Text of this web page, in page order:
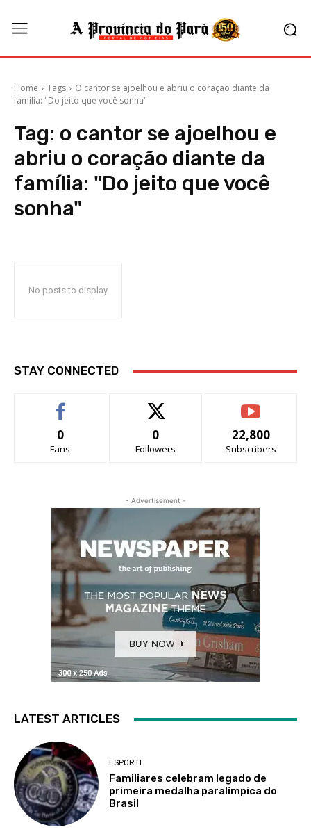
Home Tags
O cantor se ajoelhou e abriu o coração diante da
família: "Do jeito que você sonha"
Tag: o cantor se ajoelhou e
abriu o coração diante da
família: "Do jeito que você
sonha"
No posts to display
STAY CONNECTED
0
Fans
0
Followers
22,800
Subscribers
- Advertisement -
LATEST ARTICLES
ESPORTE
Familiares celebram legado de
primeira medalha paralímpica do
Brasil